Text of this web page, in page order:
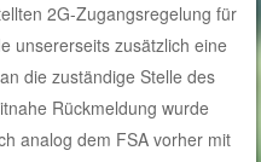
2G-Zugangsregelung für
unsererseits zusätzlich eine
die zuständige Stelle des
Rückmeldung wurde
analog dem FSA vorher mit